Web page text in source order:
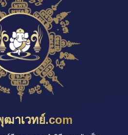
าเวทย์.com